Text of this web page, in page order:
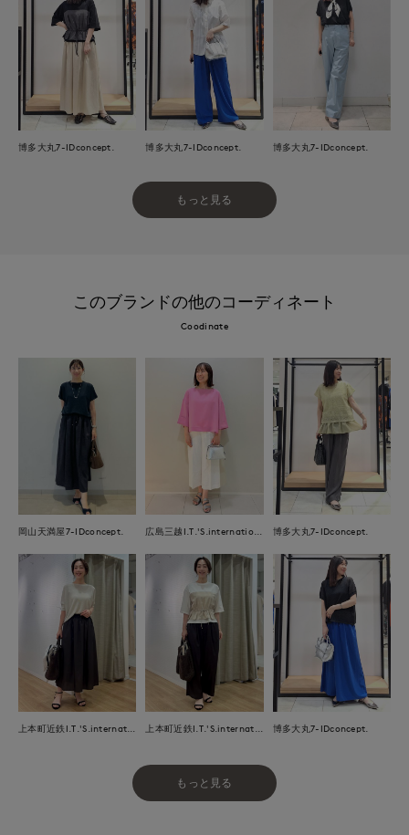
博多大丸7-IDconcept. 博多大丸7-IDconcept. 博多大丸7-IDconcept.
もっと見る
このブランドの他のコーディネート
Coodinate
岡山天満屋7-IDconcept. 博多大丸7-IDconcept.
博多大丸7-IDconcept.
もっと見る